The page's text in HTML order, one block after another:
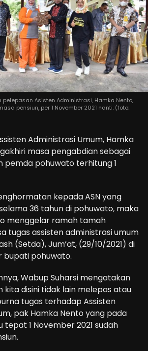
Asisten Administrasi, Hamka Nento,
pensiun, per 1 November 2021 nanti. (foto:
Administrasi Umum, Hamka
masa pengabdian sebagai
pemda pohuwato terhitung 1
kepada ASN yang
36 tahun di pohuwato, maka
menggelar ramah tamah
tugas assisten administrasi umum
(Setda), Jum’at, (29/10/2021) di
bupati pohuwato.
Wabup Suharsi mengatakan
kita disini tidak lain melepas atau
tugas terhadap Assisten
pak Hamka Nento yang pada
tepat 1 November 2021 sudah